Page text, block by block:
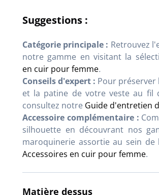
Suggestions :
Catégorie principale : Retrouvez
notre gamme en visitant la
en cuir pour femme.
Conseils d'expert : Pour préserver
et la patine de votre veste au fil
consultez notre Guide d'entretien
Accessoire complémentaire :
silhouette en découvrant nos
maroquinerie assortie au sein de
Accessoires en cuir pour femme.
Matière dessus